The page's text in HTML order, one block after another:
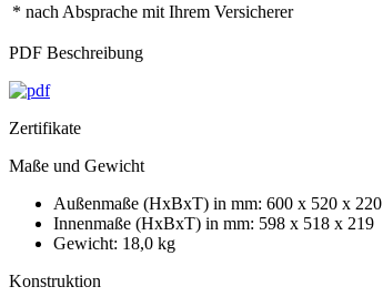
* nach Absprache mit Ihrem Versicherer
PDF Beschreibung
Zertifikate
Maße und Gewicht
Außenmaße (HxBxT) in mm: 600 x 520 x 220
Innenmaße (HxBxT) in mm: 598 x 518 x 219
Gewicht: 18,0 kg
Konstruktion